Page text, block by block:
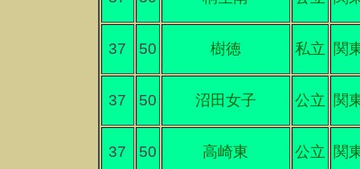
37 50 樹徳 私立 関
37 50 沼田女子 公立 関
37 50 高崎東 公立 関